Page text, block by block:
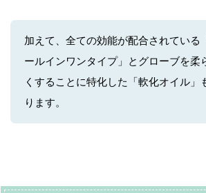
加えて、全ての効能が配合されている
ールインワンタイプ」とグローブを柔
くすることに特化した「軟化オイル」
ります。